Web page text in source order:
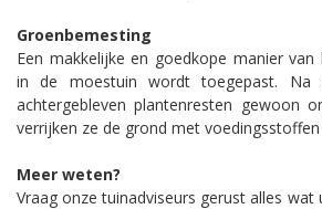
Groenbemesting
Een makkelijke en goedkope manier
in de moestuin wordt toegepast.
achtergebleven plantenresten gewoon
verrijken ze de grond met
Meer weten?
Vraag onze tuinadviseurs gerust alles